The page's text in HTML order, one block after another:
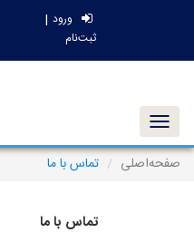
ورود |
ثبت‌نام
Toggle navigation
صفحه‌اصلی
تماس با ما
تماس با ما